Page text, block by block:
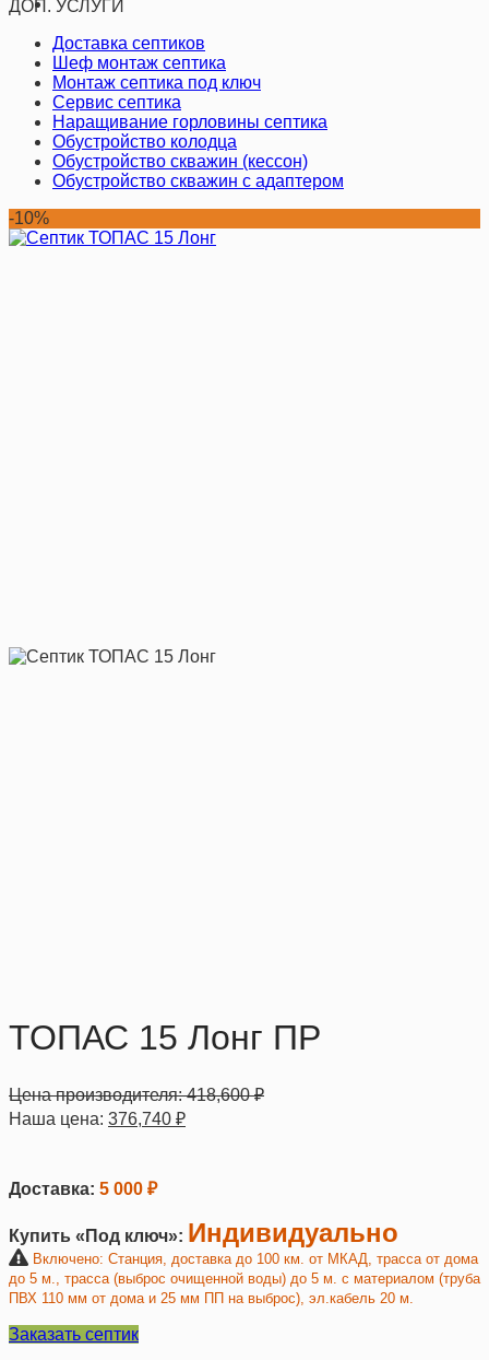
ДОП. УСЛУГИ
Доставка септиков
Шеф монтаж септика
Монтаж септика под ключ
Сервис септика
Наращивание горловины септика
Обустройство колодца
Обустройство скважин (кессон)
Обустройство скважин с адаптером
-10%
ТОПАС 15 Лонг ПР
Цена производителя:418,600₽
Наша цена: 376,740 ₽
Доставка: 5 000 ₽
Купить «Под ключ»: Индивидуально
Включено: Станция, доставка до 100 км. от МКАД, трасса от дома
до 5 м., трасса (выброс очищенной воды) до 5 м. с материалом (труба
ПВХ 110 мм от дома и 25 мм ПП на выброс), эл.кабель 20 м.
Заказать септик